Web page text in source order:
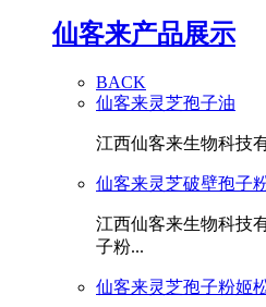
仙客来产品展示
BACK
仙客来灵芝孢子油
江西仙客来生物科技
仙客来灵芝破壁孢子
江西仙客来生物科技
子粉...
仙客来灵芝孢子粉姬